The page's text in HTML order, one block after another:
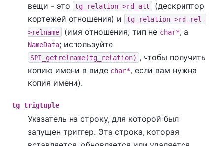
вещи - это
tg_relation->rd_att
(дескриптор
кортежей отношения) и
tg_relation->rd_rel-
>relname
(имя отношения; тип не char*, а
NameData; используйте
SPI_getrelname(tg_relation) , чтобы получить
копию имени в виде char*, если вам нужна
копия имени).
tg_trigtuple
Указатель на строку, для которой был
запущен триггер. Эта строка, которая